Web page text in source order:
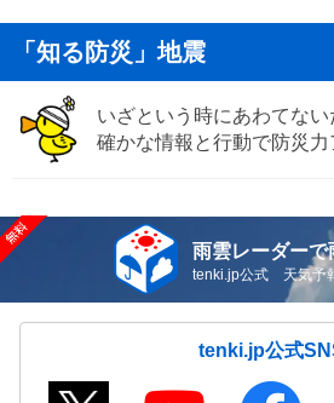
「知る防災」地震
いざという時にあわてない
確かな情報と行動で防災力
雨雲レーダーで
tenki.jp公式 天気予
tenki.jp公式